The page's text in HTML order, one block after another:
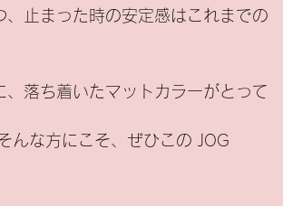
止まった時の安定感はこれまでの
落ち着いたマットカラーがとって
んな方にこそ、ぜひこの JOG